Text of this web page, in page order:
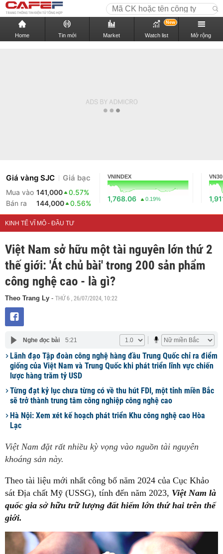
Home Tin mới Market Watch list
New
Mở rộng
Giá vàng SJC Giá bạc
Mua vào 141,000
0.57%
Bán ra
144,000 0.56%
VNINDEX
1,768.06 0.19%
VN30
KINH TẾ VĨ MÔ - ĐẦU TƯ
Việt Nam sở hữu một tài nguyên lớn thứ 2
thế giới: 'Át chủ bài' trong 200 sản phẩm
công nghệ cao - là gì?
Theo Trang Ly - THỨ 6 , 26/07/2024, 10:22
Nghe đọc bài 5:21
Lãnh đạo Tập đoàn công nghệ hàng đầu Trung Quốc chỉ ra điểm
giống của Việt Nam và Trung Quốc khi phát triển lĩnh vực chiến
lược hàng trăm tỷ USD
Từng đạt kỷ lục chưa từng có về thu hút FDI, một tỉnh miền Bắc
sẽ trở thành trung tâm công nghiệp công nghệ cao
Hà Nội: Xem xét kế hoạch phát triển Khu công nghệ cao Hòa
Lạc
Việt Nam đặt rất nhiều kỳ vọng vào nguồn tài nguyên
khoáng sản này.
Theo tài liệu mới nhất công bố năm 2024 của Cục Khảo
sát Địa chất Mỹ (USSG), tính đến năm 2023, Việt Nam là
quốc gia sở hữu trữ lượng đất hiếm lớn thứ hai trên thế
giới.